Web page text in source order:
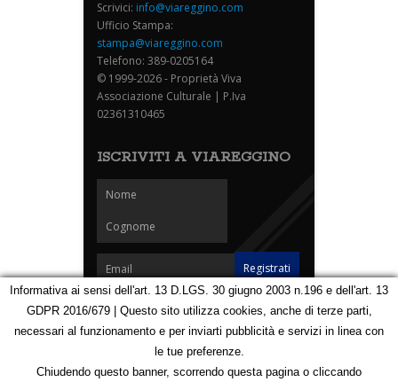
Scrivici: info@viareggino.com
Ufficio Stampa:
stampa@viareggino.com
Telefono: 389-0205164
© 1999-2026 - Proprietà Viva
Associazione Culturale | P.Iva
02361310465
ISCRIVITI A VIAREGGINO
Homepage Notizie Speciali Eventi Foto Carnevale
Partners
Contatti
Mappa
Informativa ai sensi dell'art. 13 D.LGS. 30 giugno 2003 n.196 e dell'art. 13
GDPR 2016/679 | Questo sito utilizza cookies, anche di terze parti,
necessari al funzionamento e per inviarti pubblicità e servizi in linea con
le tue preferenze.
Chiudendo questo banner, scorrendo questa pagina o cliccando